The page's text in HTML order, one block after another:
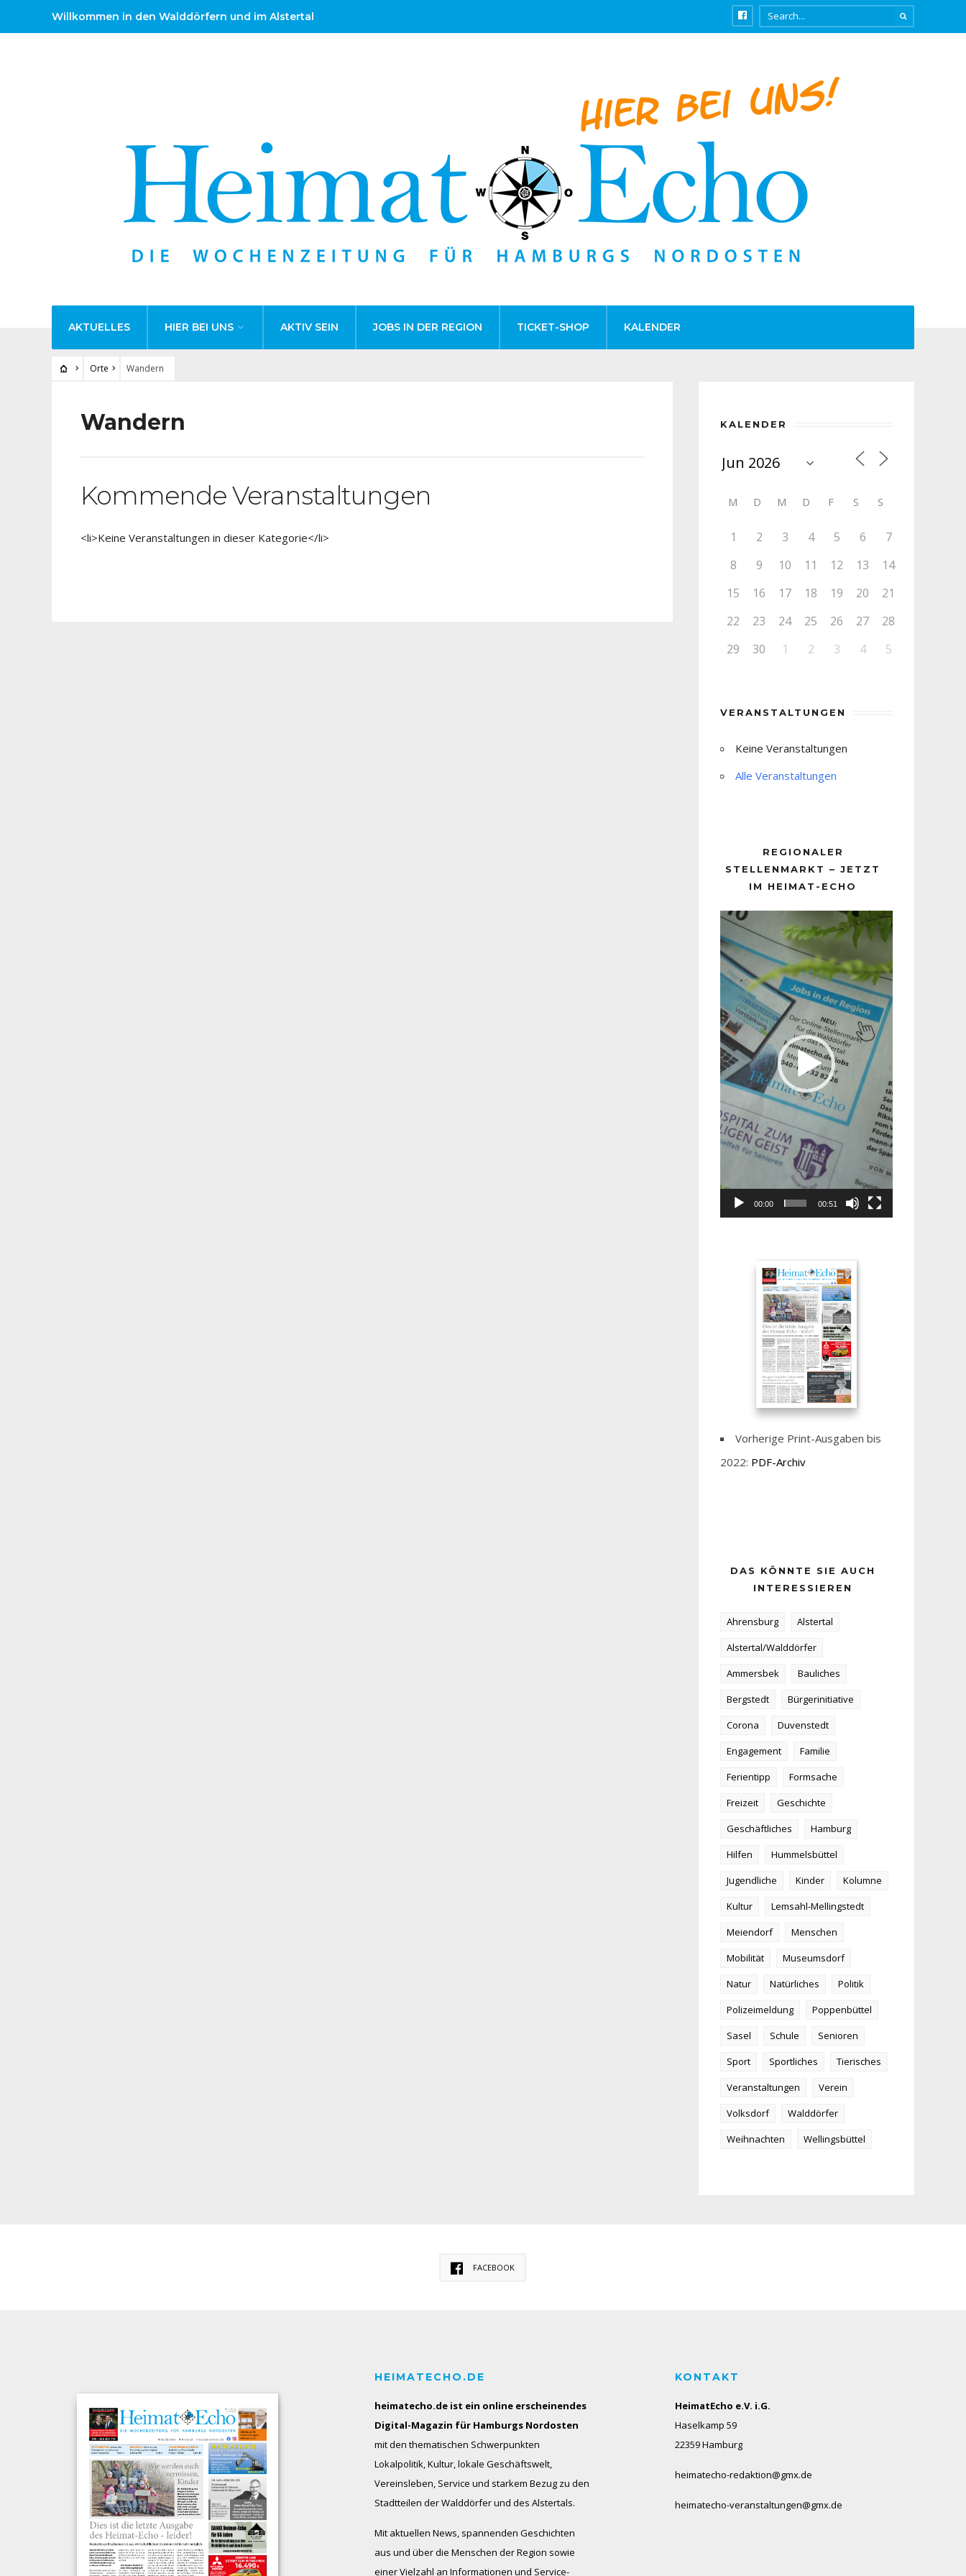
Willkommen in den Walddörfern und im Alstertal
AKTUELLES HIER BEI UNS AKTIV SEIN JOBS IN DER REGION TICKET-SHOP KALENDER
Orte Wandern
Wandern
Kommende Veranstaltungen
<li>Keine Veranstaltungen in dieser Kategorie</li>
KALENDER
M D M D F S S
1 2 3 4 5 6
7
8
9 10 11 12 13
14
15
16 17 18 19 20
21
22
23 24 25 26 27
28
29
30 1 2 3 4 5
VERANSTALTUNGEN
Keine Veranstaltungen
Alle Veranstaltungen
REGIONALER
STELLENMARKT – JETZT
IM HEIMAT-ECHO
Player
00:00 00:51
Vorherige Print-Ausgaben bis
2022: PDF-Archiv
DAS KÖNNTE SIE AUCH
INTERESSIEREN
Ahrensburg
Alstertal
Alstertal/Walddörfer
Ammersbek
Bauliches
Bergstedt
Bürgerinitiative
Corona
Duvenstedt
Engagement
Familie
Ferientipp
Formsache
Freizeit
Geschichte
Geschäftliches
Hamburg
Hilfen
Hummelsbüttel
Jugendliche
Kinder
Kolumne
Kultur
Lemsahl-Mellingstedt
Meiendorf
Menschen
Mobilität
Museumsdorf
Natur
Natürliches
Politik
Polizeimeldung
Poppenbüttel
Sasel
Schule
Senioren
Sport
Sportliches
Tierisches
Veranstaltungen
Verein
Volksdorf
Walddörfer
Weihnachten
Wellingsbüttel
FACEBOOK
HEIMATECHO.DE
heimatecho.de ist ein online erscheinendes
Digital-Magazin für Hamburgs Nordosten
mit den thematischen Schwerpunkten
Lokalpolitik, Kultur, lokale Geschäftswelt,
Vereinsleben, Service und starkem Bezug zu den
Stadtteilen der Walddörfer und des Alstertals.
Mit aktuellen News, spannenden Geschichten
aus und über die Menschen der Region sowie
einer Vielzahl an Informationen und Service-
KONTAKT
HeimatEcho e.V. i.G.
Haselkamp 59
22359 Hamburg
heimatecho-redaktion@gmx.de
heimatecho-veranstaltungen@gmx.de